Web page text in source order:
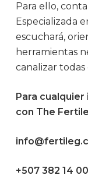
Para ello,
Especializada
escuchará,
herramientas
canalizar todas
Para
con The
+507 382 14